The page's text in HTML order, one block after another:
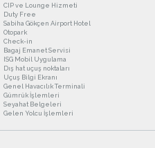
CIP ve Lounge Hizmeti
Duty Free
Sabiha Gökçen Airport Hotel
Otopark
Check-in
Bagaj Emanet Servisi
ISG Mobil Uygulama
Dış hat uçuş noktaları
Uçuş Bilgi Ekranı
Genel Havacılık Terminali
Gümrük İşlemleri
Seyahat Belgeleri
Gelen Yolcu İşlemleri